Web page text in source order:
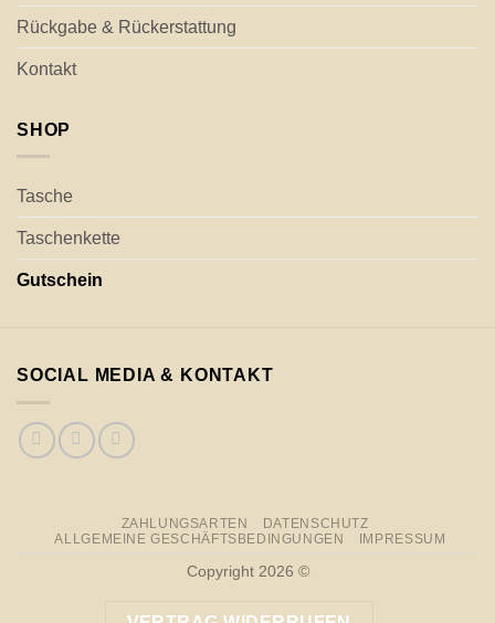
Rückgabe & Rückerstattung
Kontakt
SHOP
Tasche
Taschenkette
Gutschein
SOCIAL MEDIA & KONTAKT
ZAHLUNGSARTEN
DATENSCHUTZ
ALLGEMEINE GESCHÄFTSBEDINGUNGEN
IMPRESSUM
Copyright 2026 ©